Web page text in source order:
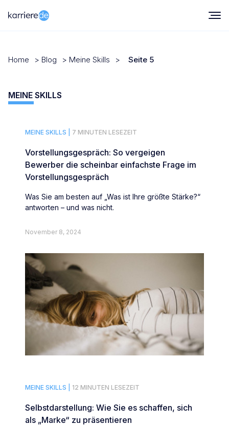
Home > Blog > Meine Skills > Seite 5
MEINE SKILLS
MEINE SKILLS | 7 MINUTEN LESEZEIT
Vorstellungsgespräch: So vergeigen
Bewerber die scheinbar einfachste Frage im
Vorstellungsgespräch
Was Sie am besten auf „Was ist Ihre größte Stärke?“
antworten – und was nicht.
November 8, 2024
MEINE SKILLS | 12 MINUTEN LESEZEIT
Selbstdarstellung: Wie Sie es schaffen, sich
als „Marke“ zu präsentieren